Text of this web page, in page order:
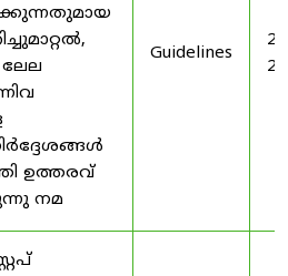
ലേല
ഉത്തരവ്
നമ
Guidelines